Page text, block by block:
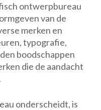
ontwerpbureau
van de
merken en
typografie,
boodschappen
die de aandacht
onderscheidt, is